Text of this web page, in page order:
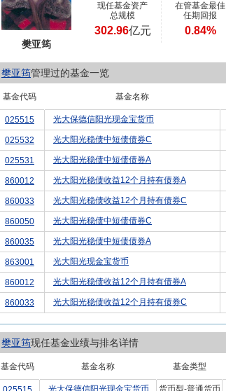
樊亚筠
现任基金资产
总规模
302.96亿元
在管基金最佳
任期回报
0.84%
樊亚筠管理过的基金一览
基金代码 基金名称
025515 光大保德信阳光现金宝货币
025532 光大阳光稳债中短债债券C
025531 光大阳光稳债中短债债券A
860012 光大阳光稳债收益12个月持有债券A
860033 光大阳光稳债收益12个月持有债券C
860050 光大阳光稳债中短债债券C
860035 光大阳光稳债中短债债券A
863001 光大阳光现金宝货币
860012 光大阳光稳债收益12个月持有债券A
860033 光大阳光稳债收益12个月持有债券C
樊亚筠现任基金业绩与排名详情
基金代码 基金名称 基金类型
光大保德信阳光现金宝货币 货币型-普通货币